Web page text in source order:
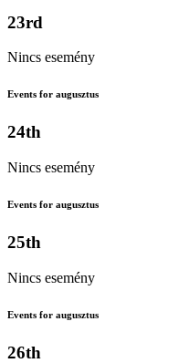
23rd
Nincs esemény
Events for augusztus
24th
Nincs esemény
Events for augusztus
25th
Nincs esemény
Events for augusztus
26th